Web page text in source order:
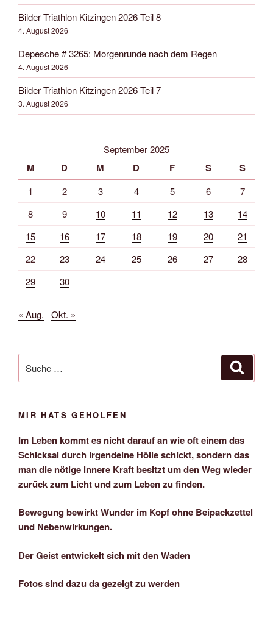
Bilder Triathlon Kitzingen 2026 Teil 8
4. August 2026
Depesche # 3265: Morgenrunde nach dem Regen
4. August 2026
Bilder Triathlon Kitzingen 2026 Teil 7
3. August 2026
September 2025
M D M D F S S
1 2 3 4 5 6
7
8
9 10 11 12 13
14
15
16 17 18 19 20
21
22
23 24 25 26 27
28
29
30
« Aug. Okt. »
nach:
MIR HATS GEHOLFEN
Im Leben kommt es nicht darauf an wie oft einem das
Schicksal durch irgendeine Hölle schickt, sondern das
man die nötige innere Kraft besitzt um den Weg wieder
zurück zum Licht und zum Leben zu finden.
Bewegung bewirkt Wunder im Kopf ohne Beipackzettel
und Nebenwirkungen.
Der Geist entwickelt sich mit den Waden
Fotos sind dazu da gezeigt zu werden